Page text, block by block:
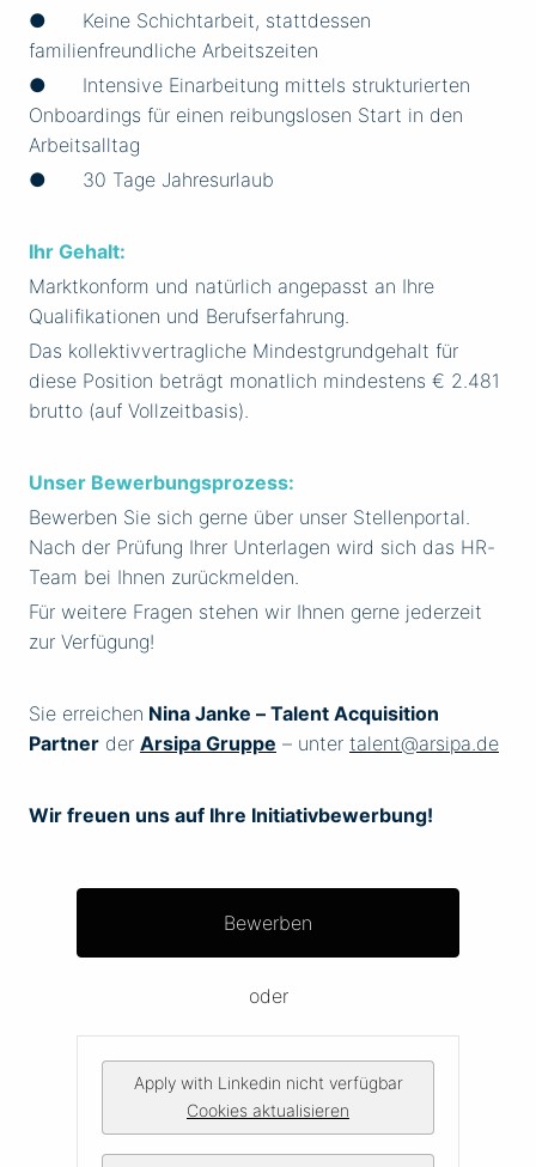
● Keine Schichtarbeit, stattdessen
familienfreundliche Arbeitszeiten
● Intensive Einarbeitung mittels strukturierten
Onboardings für einen reibungslosen Start in den
Arbeitsalltag
● 30 Tage Jahresurlaub
Ihr Gehalt:
Marktkonform und natürlich angepasst an Ihre
Qualifikationen und Berufserfahrung.
Das kollektivvertragliche Mindestgrundgehalt für
diese Position beträgt monatlich mindestens € 2.481
brutto (auf Vollzeitbasis).
Unser Bewerbungsprozess:
Bewerben Sie sich gerne über unser Stellenportal.
Nach der Prüfung Ihrer Unterlagen wird sich das HR-
Team bei Ihnen zurückmelden.
Für weitere Fragen stehen wir Ihnen gerne jederzeit
zur Verfügung!
Sie erreichen Nina Janke – Talent Acquisition
Partner der Arsipa Gruppe – unter talent@arsipa.de
Wir freuen uns auf Ihre Initiativbewerbung!
Bewerben
oder
Apply with Linkedin nicht verfügbar
Cookies aktualisieren